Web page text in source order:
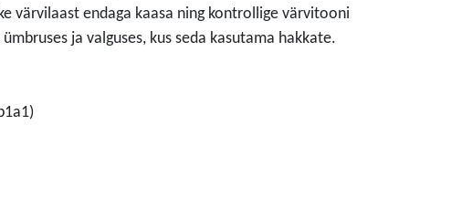
värvilaast endaga kaasa ning kontrollige värvitooni
ja valguses, kus seda kasutama hakkate.